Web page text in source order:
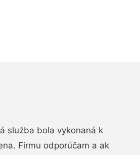
služba bola vykonaná k
Firmu odporúčam a ak